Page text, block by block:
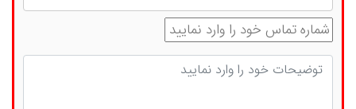
شماره تماس
توضیحات